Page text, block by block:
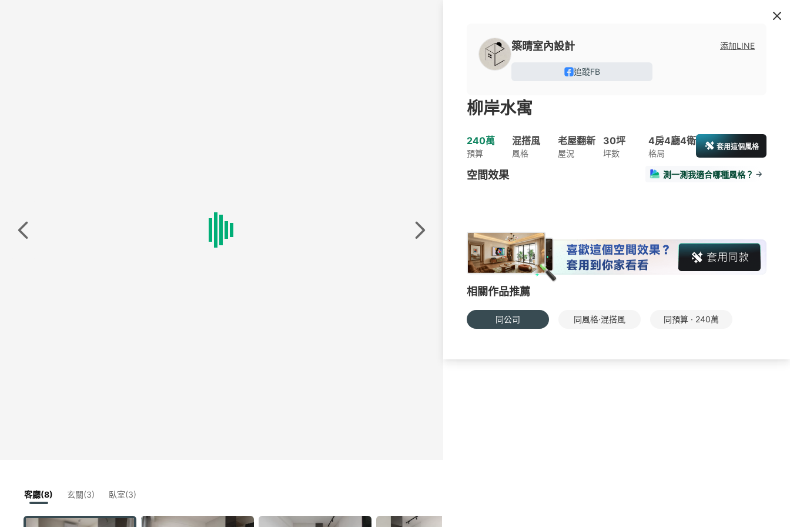
客廳(8) 玄關(3) 臥室(3)
築晴室內設計 添加LINE
追蹤FB
柳岸水寓
240萬
預算
混搭風
風格
老屋翻新
屋況
30坪
坪數
4房4廳4衛
格局
套用這個風格
空間效果 測一測我適合哪種風格？
相關作品推薦
同公司 同風格·混搭風 同預算 · 240萬